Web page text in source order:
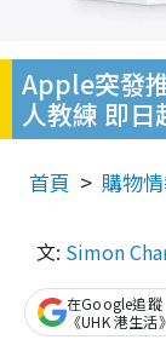
Apple突發
人教練 即日
首頁 購物
文: Simon
在Google追蹤
《UHK 港生活》